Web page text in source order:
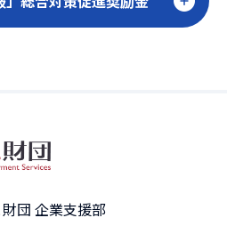
団 企業支援部